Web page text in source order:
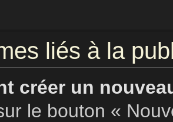
liés à la
créer un
le bouton «